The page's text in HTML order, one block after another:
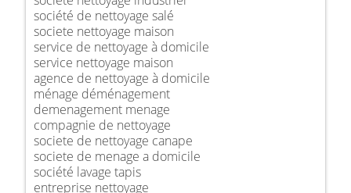
société de nettoyage salé
societe nettoyage maison
service de nettoyage à domicile
service nettoyage maison
agence de nettoyage à domicile
ménage déménagement
demenagement menage
compagnie de nettoyage
societe de nettoyage canape
societe de menage a domicile
société lavage tapis
entreprise nettoyage